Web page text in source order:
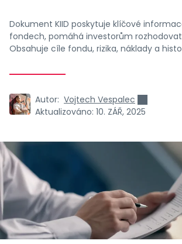
Dokument KIID poskytuje klíčové
fondech, pomáhá investorům
Obsahuje cíle fondu, rizika, náklady a
Autor: Vojtech Vespalec
Aktualizováno: 10. ZÁŘ, 2025